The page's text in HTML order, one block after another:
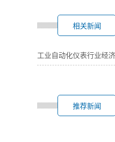
相关新闻
工业自动化仪表行业经
推荐新闻